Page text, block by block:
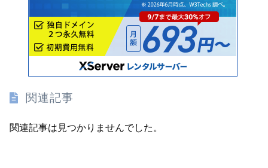
関連記事
関連記事は見つかりませんでした。